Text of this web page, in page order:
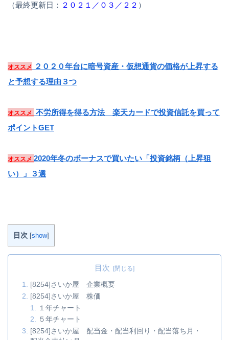
（最終更新日： ２０２１／０３／２２ ）
オススメ
２０２０年台に暗号資産・仮想通貨の価格が上昇する
と予想する理由３つ
オススメ
不労所得を得る方法 楽天カードで投資信託を買って
ポイントGET
オススメ 2020年冬のボーナスで買いたい「投資銘柄（上昇狙
い）」３選
目次 [show]
目次
[8254]さいか屋 企業概要
[8254]さいか屋 株価
１年チャート
５年チャート
[8254]さいか屋 配当金・配当利回り・配当落ち月・